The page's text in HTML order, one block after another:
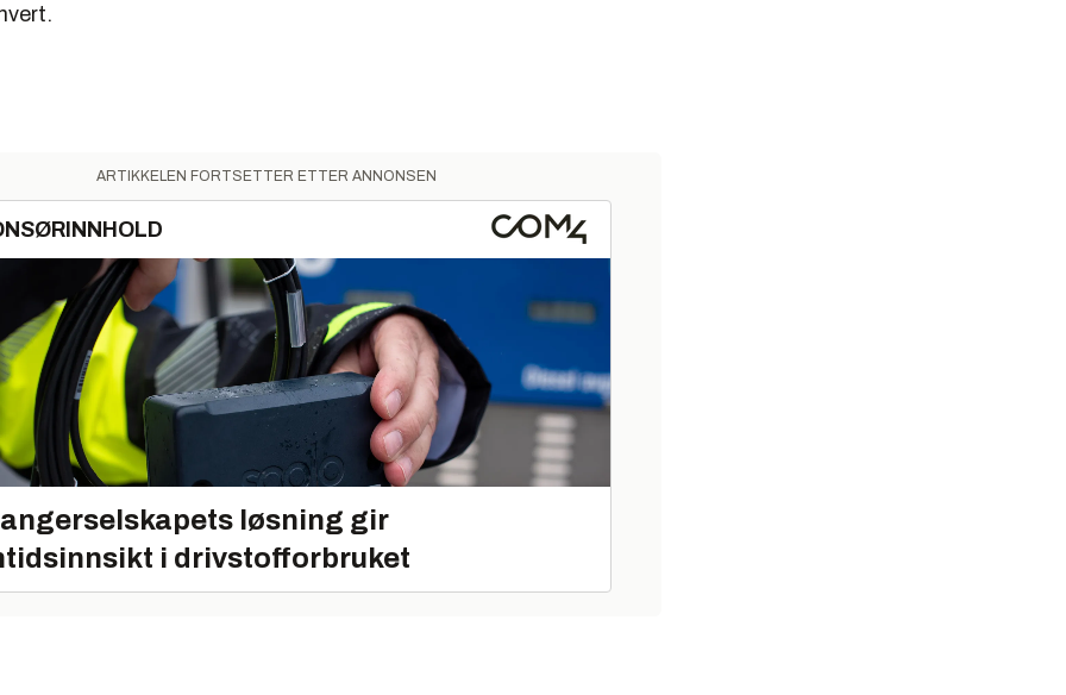
ARTIKKELEN FORTSETTER ETTER ANNONSEN
løsning gir
i drivstofforbruket